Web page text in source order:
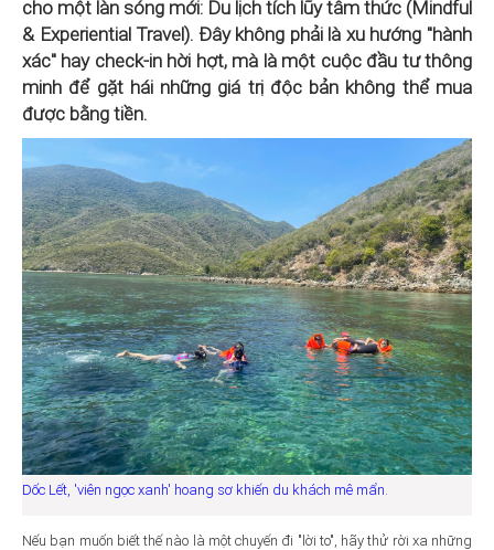
cho một làn sóng mới: Du lịch tích lũy tâm thức (Mindful
& Experiential Travel). Đây không phải là xu hướng "hành
xác" hay check-in hời hợt, mà là một cuộc đầu tư thông
minh để gặt hái những giá trị độc bản không thể mua
được bằng tiền.
Dốc Lết, 'viên ngọc xanh' hoang sơ khiến du khách mê mẩn.
Nếu bạn muốn biết thế nào là một chuyến đi "lời to", hãy thử rời xa những